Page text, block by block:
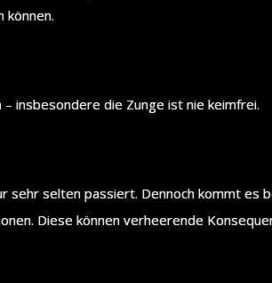
können.
insbesondere die Zunge ist nie keimfrei.
selten passiert. Dennoch kommt es
Diese können verheerende